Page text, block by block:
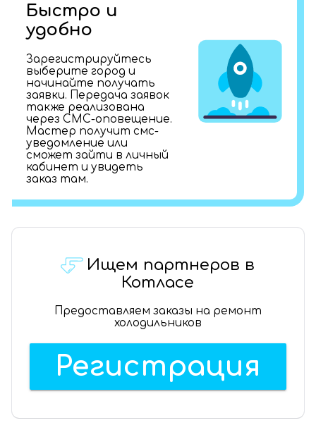
Быстро и
удобно
Зарегистрируйтесь
выберите город и
начинайте получать
заявки. Передача заявок
также реализована
через СМС-оповещение.
Мастер получит смс-
уведомление или
сможет зайти в личный
кабинет и увидеть
заказ там.
Ищем партнеров в
Котласе
Предоставляем заказы на ремонт
холодильников
Регистрация